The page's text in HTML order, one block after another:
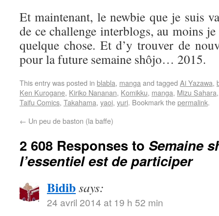
Et maintenant, le newbie que je suis
de ce challenge interblogs, au moins
quelque chose. Et d’y trouver de
pour la future semaine shôjo… 2015.
This entry was posted in blabla, mangaand tagged Ai Yazawa,
Ken Kurogane, Kiriko Nananan, Komikku, manga, Mizu Sahara
Taifu Comics, Takahama, yaoi, yuri. Bookmark thepermalink.
← Un peu de baston (la baffe)
2 608 Responses to Semaine
l’essentiel est de participer
Bidibsays:
24 avril 2014 at 19 h 52 min